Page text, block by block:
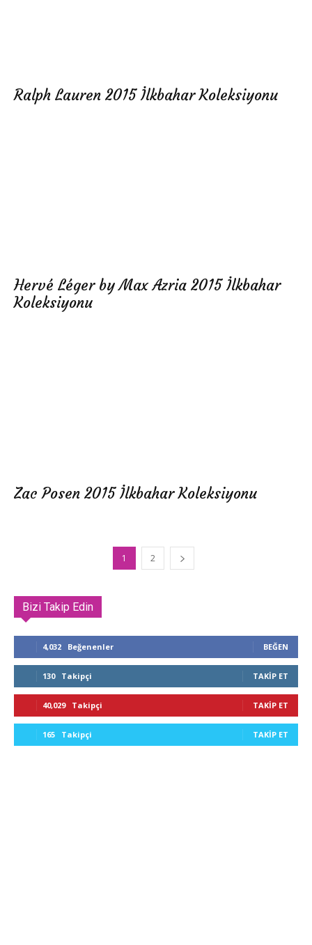
Ralph Lauren 2015 İlkbahar Koleksiyonu
Hervé Léger by Max Azria 2015 İlkbahar
Koleksiyonu
Zac Posen 2015 İlkbahar Koleksiyonu
1 2
Bizi Takip Edin
4,032 Beğenenler BEĞEN
130 Takipçi TAKIP ET
40,029 Takipçi TAKIP ET
165 Takipçi TAKIP ET